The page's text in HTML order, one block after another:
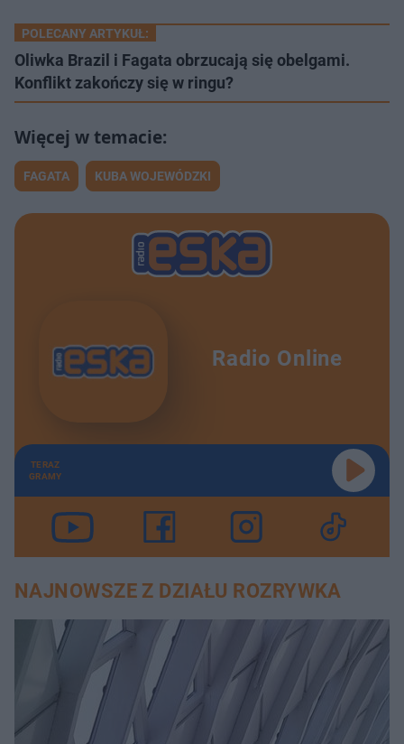
POLECANY ARTYKUŁ:
Oliwka Brazil i Fagata obrzucają się obelgami.
Konflikt zakończy się w ringu?
FAGATA KUBA WOJEWÓDZKI
Radio Online
TERAZ
GRAMY
NAJNOWSZE Z DZIAŁU ROZRYWKA